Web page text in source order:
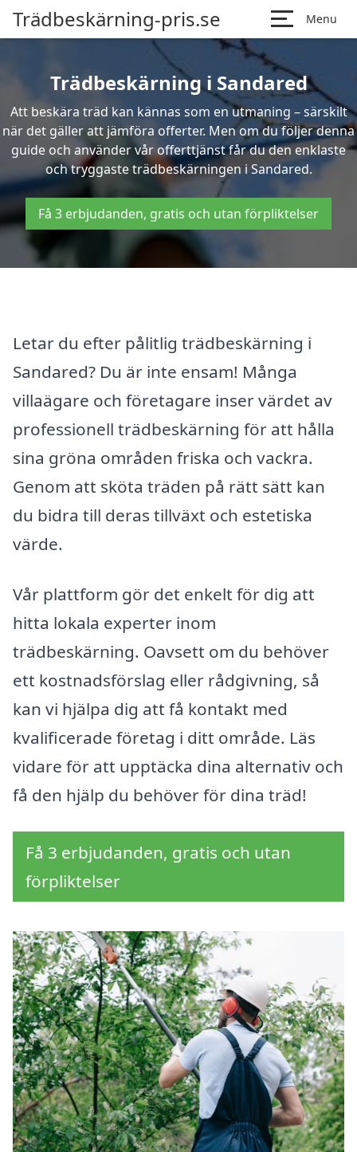
Trädbeskärning-pris.se Menu
Trädbeskärning i Sandared
Att beskära träd kan kännas som en utmaning – särskilt
när det gäller att jämföra offerter. Men om du följer denna
guide och använder vår offerttjänst får du den enklaste
och tryggaste trädbeskärningen i Sandared.
Få 3 erbjudanden, gratis och utan förpliktelser
Letar du efter pålitlig trädbeskärning i
Sandared? Du är inte ensam! Många
villaägare och företagare inser värdet av
professionell trädbeskärning för att hålla
sina gröna områden friska och vackra.
Genom att sköta träden på rätt sätt kan
du bidra till deras tillväxt och estetiska
värde.
Vår plattform gör det enkelt för dig att
hitta lokala experter inom
trädbeskärning. Oavsett om du behöver
ett kostnadsförslag eller rådgivning, så
kan vi hjälpa dig att få kontakt med
kvalificerade företag i ditt område. Läs
vidare för att upptäcka dina alternativ och
få den hjälp du behöver för dina träd!
Få 3 erbjudanden, gratis och utan
förpliktelser